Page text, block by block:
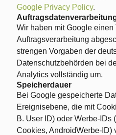
Google Privacy Policy.
Wir haben mit Google einen
Auftragsverarbeitung
strengen Vorgaben der
Datenschutzbehörden bei
Analytics vollständig um.
Speicherdauer
Bei Google gespeicherte
Ereignisebene, die mit
B. User ID) oder Werbe-IDs
Cookies, AndroidWerbe-ID)